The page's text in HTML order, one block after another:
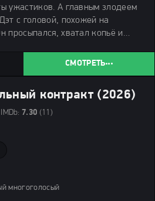
ужастиков. А главным злодеем
с головой, похожей на
просыпался, хватал копьё и
вдоволь.
СМОТРЕТЬ
контракт (2026)
IMDb: 7.30 (11)
многоголосый